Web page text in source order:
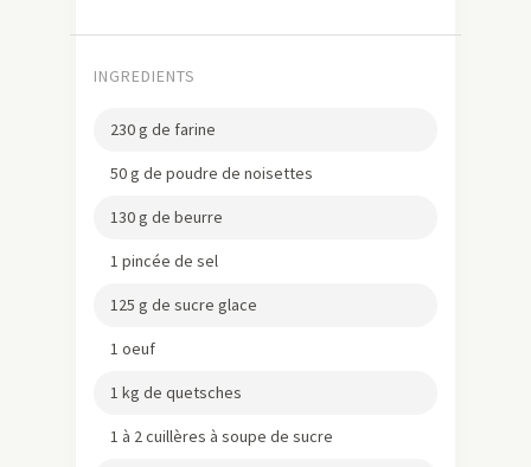
INGREDIENTS
230 g de farine
50 g de poudre de noisettes
130 g de beurre
1 pincée de sel
125 g de sucre glace
1 oeuf
1 kg de quetsches
1 à 2 cuillères à soupe de sucre